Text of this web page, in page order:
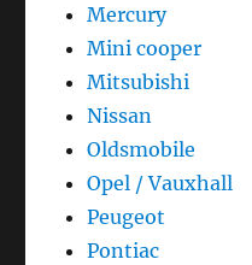
Mercury
Mini cooper
Mitsubishi
Nissan
Oldsmobile
Opel / Vauxhall
Peugeot
Pontiac